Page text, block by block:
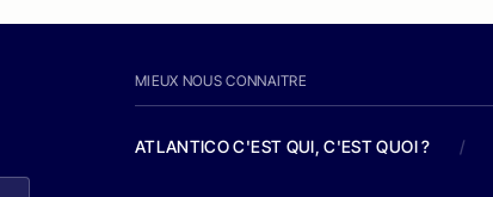
MIEUX NOUS CONNAITRE
ATLANTICO C'EST QUI, C'EST QUOI ? /